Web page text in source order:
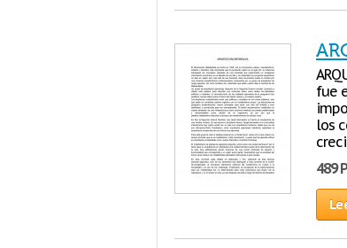
fue
los
489